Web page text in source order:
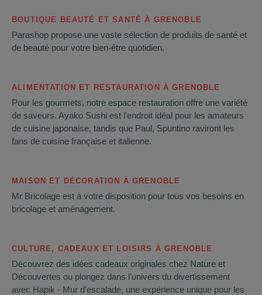
BOUTIQUE BEAUTÉ ET SANTÉ À GRENOBLE
Parashop propose une vaste sélection de produits de santé et
de beauté pour votre bien-être quotidien.
ALIMENTATION ET RESTAURATION À GRENOBLE
Pour les gourmets, notre espace restauration offre une variété
de saveurs. Ayako Sushi est l'endroit idéal pour les amateurs
de cuisine japonaise, tandis que Paul, Spuntino raviront les
fans de cuisine française et italienne.
MAISON ET DÉCORATION À GRENOBLE
Mr Bricolage est à votre disposition pour tous vos besoins en
bricolage et aménagement.
CULTURE, CADEAUX ET LOISIRS À GRENOBLE
Découvrez des idées cadeaux originales chez Nature et
Découvertes ou plongez dans l'univers du divertissement
avec Hapik - Mur d'escalade, une expérience unique pour les